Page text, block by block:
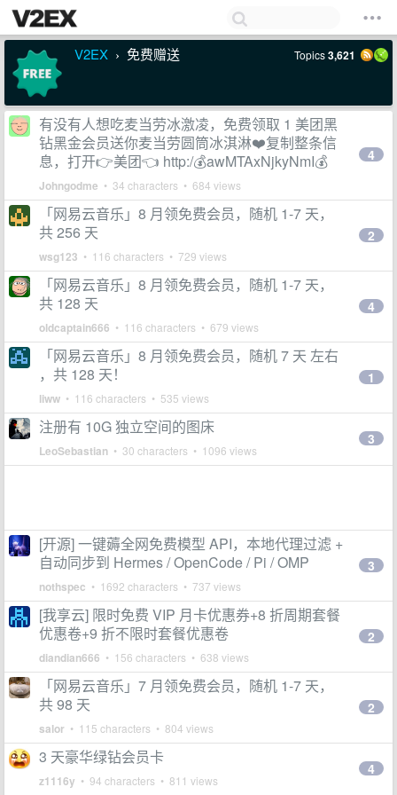
V2EX › 免费赠送 Topics3,621
有没有人想吃麦当劳冰激凌，免费领取 1 美团黑
钻黑金会员送你麦当劳圆筒冰淇淋❤️复制整条信
息，打开👉美团👈 http:/💰awMTAxNjkyNmI💰
Johngodme • 34 characters • 684 views
4
「网易云音乐」8 月领免费会员，随机 1-7 天，
共 256 天
wsg123 • 116 characters • 729 views
2
「网易云音乐」8 月领免费会员，随机 1-7 天，
共 128 天
oldcaptain666 • 116 characters • 679 views
4
「网易云音乐」8 月领免费会员，随机 7 天 左右
，共 128 天！
liww • 116 characters • 535 views
1
注册有 10G 独立空间的图床
LeoSebastian • 30 characters • 1096 views
3
[开源] 一键薅全网免费模型 API，本地代理过滤 +
自动同步到 Hermes / OpenCode / Pi / OMP
nothspec • 1692 characters • 737 views
3
[我享云] 限时免费 VIP 月卡优惠券+8 折周期套餐
优惠卷+9 折不限时套餐优惠卷
diandian666 • 156 characters • 638 views
2
「网易云音乐」7 月领免费会员，随机 1-7 天，
共 98 天
salor • 115 characters • 804 views
2
3 天豪华绿钻会员卡
z1116y • 94 characters • 811 views
4